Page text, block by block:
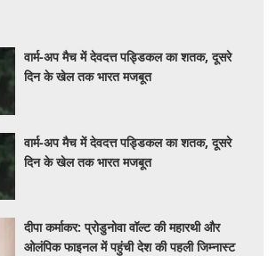
वार्म-अप मैच में देवदत्त पड्डिकल का शतक, दूसरे
दिन के खेल तक भारत मजबूत
वार्म-अप मैच में देवदत्त पड्डिकल का शतक, दूसरे
दिन के खेल तक भारत मजबूत
दीपा कर्माकर: प्रोडुनोवा वॉल्ट की महारथी और
ओलंपिक फाइनल में पहुंची देश की पहली जिम्नास्ट